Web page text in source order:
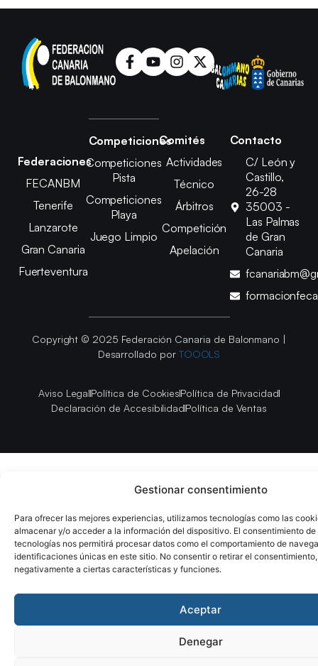
Gestionar consentimiento
Para ofrecer las mejores experiencias, utilizamos tecnologías como las
almacenar y/o acceder a la información del dispositivo. El consentimiento de
tecnologías nos permitirá procesar datos como el comportamiento de
identificaciones únicas en este sitio. No consentir o retirar el
negativamente a ciertas características y funciones.
Aceptar
Denegar
Federaciones
FECANBM
Tenerife
Lanzarote
Gran Canaria
Fuerteventura
Competiciones
Competiciones
Pista
Competiciones
Playa
Juego Limpio
Comités
Actividades
Técnico
Árbitros
Competición
Apelación
Contacto
C/ León y
Castillo,
26-28
35003 -
Las Palmas
de Gran
Canaria
Copyright © 2025 Federación Canaria de Balonmano |
Desarrollado por TOOOLS
Aviso LegalPolítica de CookiesPolítica de Privacidad
Declaración de AccesibilidadPolítica de Ventas